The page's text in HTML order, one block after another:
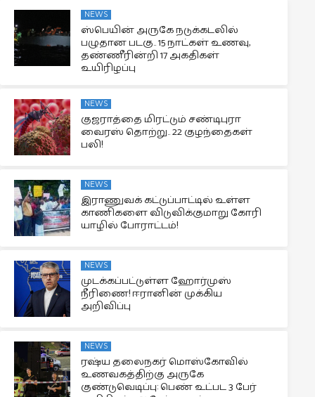
NEWS
ஸ்பெயின் அருகே நடுக்கடலில்
பழுதான படகு.. 15 நாட்கள் உணவு,
தண்ணீரின்றி 17 அகதிகள்
உயிரிழப்பு
NEWS
குஜராத்தை மிரட்டும் சண்டிபுரா
வைரஸ் தொற்று.. 22 குழந்தைகள்
பலி!
NEWS
இராணுவக் கட்டுப்பாட்டில் உள்ள
காணிகளை விடுவிக்குமாறு கோரி
யாழில் போராட்டம்!
NEWS
முடக்கப்பட்டுள்ள ஹோர்முஸ்
நீரிணை! ஈரானின் முக்கிய
அறிவிப்பு
NEWS
ரஷ்ய தலைநகர் மொஸ்கோவில்
உணவகத்திற்கு அருகே
குண்டுவெடிப்பு: பெண் உட்பட 3 பேர்